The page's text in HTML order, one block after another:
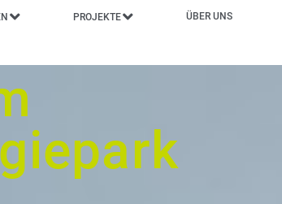
PROJEKTE ÜBER UNS